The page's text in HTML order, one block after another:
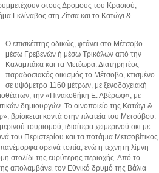
στους Δρόμους του Κρασιού,
Γκλίναβος στη Ζίτσα και το Κατώγι &
O επισκέπτης οδικώς, φτάνει στο Μέτσοβο
μέσω Γρεβενών ή μέσω Τρικάλων από την
Καλαμπάκα και τα Μετέωρα. Διατηρητέος
παραδοσιακός οικισμός το Μέτσοβο, κτισμένο
σε υψόμετρο 1160 μέτρων, με ξενοδοχειακή
την «Πινακοθήκη Ε. Αβέρωφ», με
δημιουργών. Το οινοποιείο της Κατώγι &
βρίσκεται κοντά στην πλατεία του Μετσόβου.
τουρισμού, ιδιαίτερα χειμερινού σκι με
του Περιστερίου και τα ποτάμια Μετσοβίτικος
ορεινά τοπία, ενώ η τεχνητή λίμνη
στολίδι της ευρύτερης περιοχής. Από το
απολαμβάνει τον Εθνικό δρυμό της Βάλια